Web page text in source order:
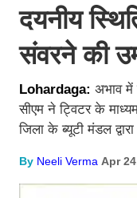
दयनीय
संवरने की
Lohardaga: अभाव में
सीएम ने ट्विटर के
जिला के ब्यूटी मंडल
By Neeli Verma Apr